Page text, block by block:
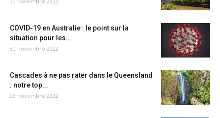
COVID-19 en Australie : le point sur la
situation pour les...
30 novembre 2022
Cascades à ne pas rater dans le Queensland
: notre top...
23 novembre 2022